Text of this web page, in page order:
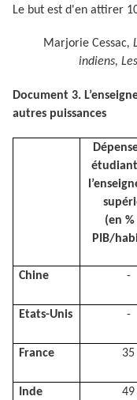
Le but est d'en attirer
Marjorie Cessac,
indiens,
Document 3.
autres puissances
(en
PIB/
Chine -
Etats-Unis -
France 35
Inde 49